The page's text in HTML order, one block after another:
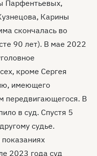
Парфентьевых,
Карины
скончалась во
90 лет). В мае 2022
кроме Сергея
имеющего
передвигающегося. В
в суд. Спустя 5
судье.
2023 года суд